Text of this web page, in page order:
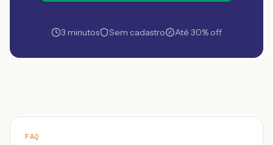
3 minutos Sem cadastro Até 30% off
FAQ